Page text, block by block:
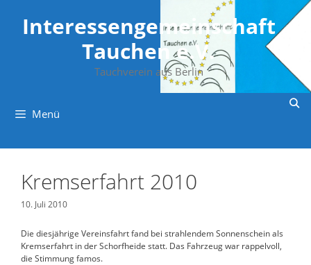
Interessengemeinschaft
Tauchen e.V.
Tauchverein aus Berlin
Menü
Kremserfahrt 2010
10. Juli 2010
Die diesjährige Vereinsfahrt fand bei strahlendem Sonnenschein als
Kremserfahrt in der Schorfheide statt. Das Fahrzeug war rappelvoll,
die Stimmung famos.